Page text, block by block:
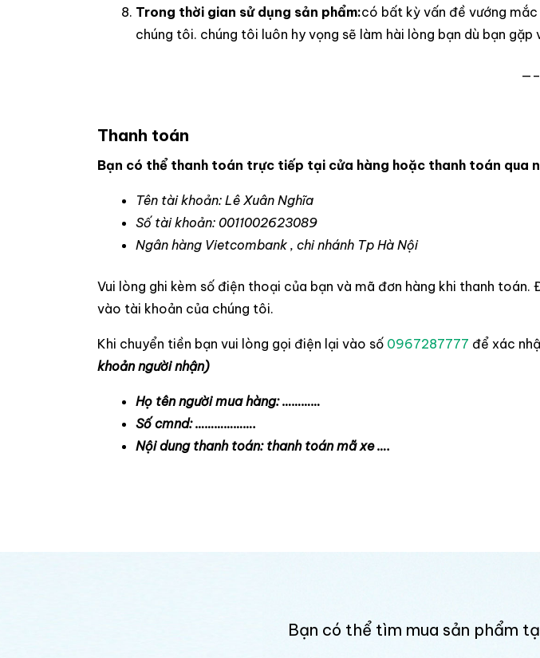
Trong thời gian sử dụng sản phẩm:có bất kỳ vấn đề vướng
chúng tôi. chúng tôi luôn hy vọng sẽ làm hài lòng bạn dù bạn gặp
Thanh toán
Bạn có thể thanh toán trực tiếp tại cửa hàng hoặc thanh toán qua
Tên tài khoản: Lê Xuân Nghĩa
Số tài khoản: 0011002623089
Ngân hàng Vietcombank , chi nhánh Tp Hà Nội
Vui lòng ghi kèm số điện thoại của bạn và mã đơn hàng khi thanh
vào tài khoản của chúng tôi.
Khi chuyển tiền bạn vui lòng gọi điện lại vào số 0967287777 để xác
khoản người nhận)
Họ tên người mua hàng: …………
Số cmnd: ……………….
Nội dung thanh toán: thanh toán mã xe ….
Bạn có thể tìm mua sản phẩm